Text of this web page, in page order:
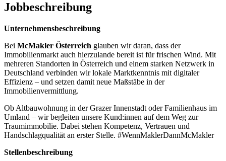
Jobbeschreibung
Unternehmensbeschreibung
Bei McMakler Österreich glauben wir daran, dass der
Immobilienmarkt auch hierzulande bereit ist für frischen Wind. Mit
mehreren Standorten in Österreich und einem starken Netzwerk in
Deutschland verbinden wir lokale Marktkenntnis mit digitaler
Effizienz – und setzen damit neue Maßstäbe in der
Immobilienvermittlung.
Ob Altbauwohnung in der Grazer Innenstadt oder Familienhaus im
Umland – wir begleiten unsere Kund:innen auf dem Weg zur
Traumimmobilie. Dabei stehen Kompetenz, Vertrauen und
Handschlagqualität an erster Stelle. #WennMaklerDannMcMakler
Stellenbeschreibung